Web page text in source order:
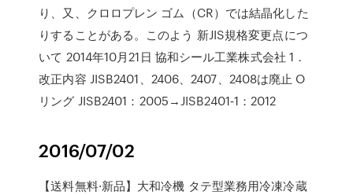
り、又、クロロプレン ゴム（CR）では結晶化した
りすることがある。このよう 新JIS規格変更点につ
いて 2014年10月21日 協和シール工業株式会社 1．
改正内容 JISB2401、2406、2407、2408は廃止 O
リング JISB2401：2005→JISB2401‐1：2012
2016/07/02
【送料無料·新品】大和冷機 タテ型業務用冷凍冷蔵